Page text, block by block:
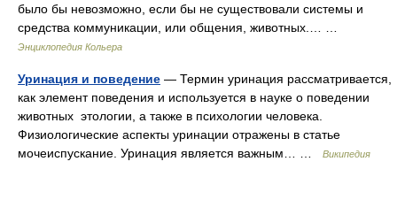
было бы невозможно, если бы не существовали системы и
средства коммуникации, или общения, животных.… …
Энциклопедия Кольера
Уринация и поведение — Термин уринация рассматривается,
как элемент поведения и используется в науке о поведении
животных этологии, а также в психологии человека.
Физиологические аспекты уринации отражены в статье
мочеиспускание. Уринация является важным… …
Википедия